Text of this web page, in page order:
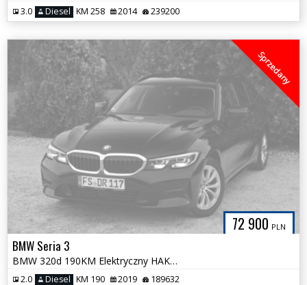
3.0 Diesel KM 258 2014 239200
72 900 PLN
Sprzedany
BMW Seria 3
BMW 320d 190KM Elektryczny HAK Serwis ASO BMW Sportowa Kierownica
2.0 Diesel KM 190 2019 189632